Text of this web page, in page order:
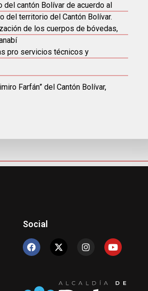
cantón Bolívar de acuerdo al
del territorio del Cantón Bolívar.
de los cuerpos de bóvedas,
pro servicios técnicos y
Farfán” del Cantón Bolívar,
Social